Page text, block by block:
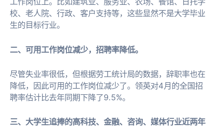
校、老人院、行政、客户支持等，这些显然不是大学毕业
生的目标行业。
二、可用工作岗位减少，招聘率降低。
尽管失业率很低，但根据劳工统计局的数据，辞职率也在
降低，因此可用的工作岗位减少了。领英对4月的全国招
聘率估计比去年同期下降了9.5%。
三、大学生追捧的高科技、金融、咨询、媒体行业近两年